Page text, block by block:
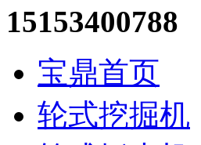
15153400788
宝鼎首页
轮式挖掘机